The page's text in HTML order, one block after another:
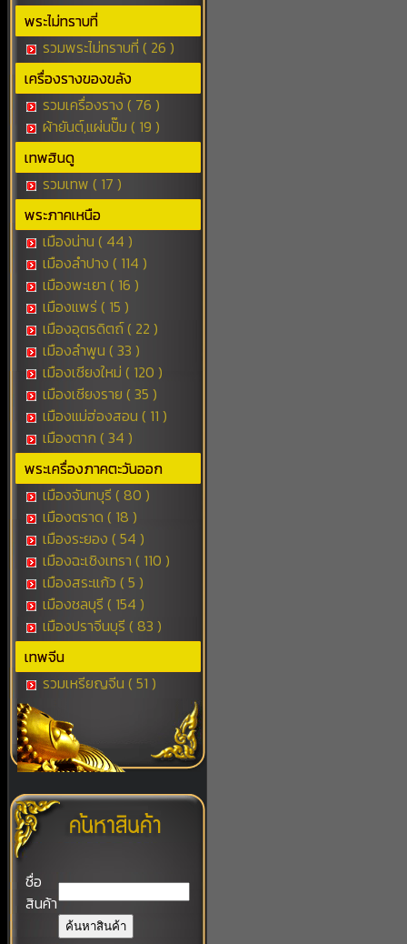
พระไม่ทราบที่
รวมพระไม่ทราบที่ ( 26 )
เครื่องรางของขลัง
รวมเครื่องราง ( 76 )
ผ้ายันต์,แผ่นปั๊ม ( 19 )
เทพฮินดู
รวมเทพ ( 17 )
พระภาคเหนือ
เมืองน่าน ( 44 )
เมืองลำปาง ( 114 )
เมืองพะเยา ( 16 )
เมืองแพร่ ( 15 )
เมืองอุตรดิตถ์ ( 22 )
เมืองลำพูน ( 33 )
เมืองเชียงใหม่ ( 120 )
เมืองเชียงราย ( 35 )
เมืองแม่ฮ่องสอน ( 11 )
เมืองตาก ( 34 )
พระเครื่องภาคตะวันออก
เมืองจันทบุรี ( 80 )
เมืองตราด ( 18 )
เมืองระยอง ( 54 )
เมืองฉะเชิงเทรา ( 110 )
เมืองสระแก้ว ( 5 )
เมืองชลบุรี ( 154 )
เมืองปราจีนบุรี ( 83 )
เทพจีน
รวมเหรียญจีน ( 51 )
ชื่อ
สินค้า